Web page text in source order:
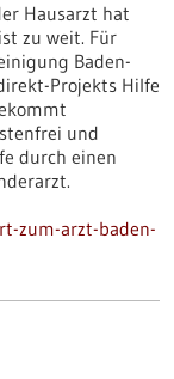
Hausarzt hat
zu weit. Für
Baden-
Projekts Hilfe
und
durch einen
zum-arzt-baden-